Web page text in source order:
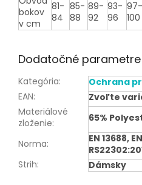
bokov
v cm
81-
84
85-
88
89-
92
93-
96
97-
100
Dodatočné parametre
Kategória:
Ochrana
EAN:
Zvoľte
Materiálové
zloženie: 65%
Norma:
EN 13688,
Strih: Dámsky